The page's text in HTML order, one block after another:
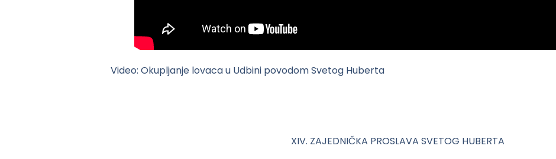
Video: Okupljanje lovaca u Udbini povodom Svetog Huberta
XIV. ZAJEDNIČKA PROSLAVA SVETOG HUBERTA